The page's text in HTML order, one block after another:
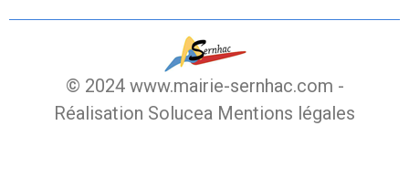
© 2024 www.mairie-sernhac.com -
Réalisation Solucea Mentions légales